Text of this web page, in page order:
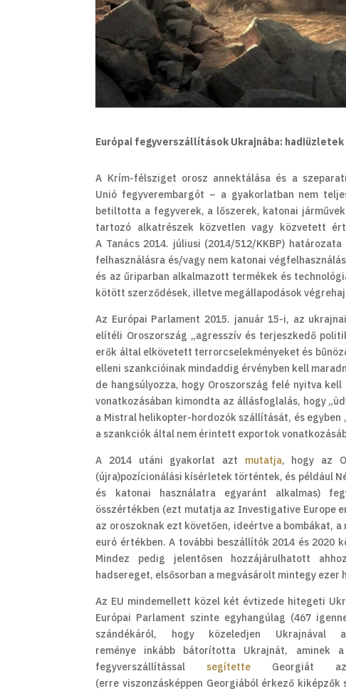
Európai fegyverszállítások Ukrajnába:
A Krím-félsziget orosz annektálása és a
Unió fegyverembargót – a gyakorlatban nem
betiltotta a fegyverek, a lőszerek, katonai
tartozó alkatrészek közvetlen vagy közvetett
A Tanács 2014. júliusi (2014/512/KKBP) határozata
felhasználásra és/vagy nem katonai
és az űriparban alkalmazott termékek és
kötött szerződések, illetve megállapodások
Az Európai Parlament 2015. január 15-i, az
elítéli Oroszország „agresszív és terjeszkedő
erők által elkövetett terrorcselekményeket és
elleni szankcióinak mindaddig érvényben kell
de hangsúlyozza, hogy Oroszország felé nyitva
vonatkozásában kimondta az állásfoglalás, hogy
a Mistral helikopter-hordozók szállítását, és
a szankciók által nem érintett exportok
A 2014 utáni gyakorlat azt mutatja, hogy az
(újra)pozícionálási kísérletek történtek, és például
és katonai használatra egyaránt alkalmas)
összértékben (ezt mutatja az Investigative Europe
az oroszoknak ezt követően, ideértve a bombákat,
euró értékben. A további beszállítók 2014 és 2020
Mindez pedig jelentősen hozzájárulhatott
hadsereget, elsősorban a megvásárolt mintegy
Az EU mindemellett közel két évtizede hitegeti
Európai Parlament szinte egyhangúlag (467
szándékáról, hogy közeledjen
reménye inkább bátorította Ukrajnát,
fegyverszállítással segítette Georgiát az
(erre viszonzásképpen Georgiából érkező